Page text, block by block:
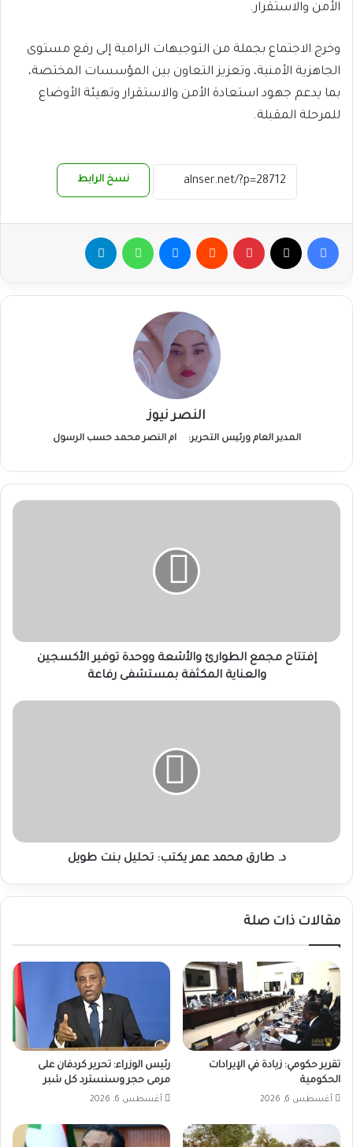
الأمن والاستقرار.
وخرج الاجتماع بجملة من التوجيهات الرامية إلى رفع مستوى
الجاهزية الأمنية، وتعزيز التعاون بين المؤسسات المختصة،
بما يدعم جهود استعادة الأمن والاستقرار وتهيئة الأوضاع
للمرحلة المقبلة.
نسخ الرابط
فيسبوك بينتيريست ماسنجر واتساب
النصر نيوز
المدير العام ورئيس التحرير: ام النصر محمد حسب الرسول
إفتتاح
المكثفة
بمستشفىإفتتاح مجمع الطوارئ والأشعة ووحدة توفير الأكسجين
والعناية المكثفة بمستشفى رفاعة
د.
د. طارق محمد عمر يكتب: تحليل بنت طويل
مقالات ذات صلة
تقرير حكومي: زيادة في الإيرادات
الحكومية
أغسطس 6, 2026
رئيس الوزراء: تحرير كردفان على
مرمى حجر وسنسترد كل شبر
أغسطس 6, 2026